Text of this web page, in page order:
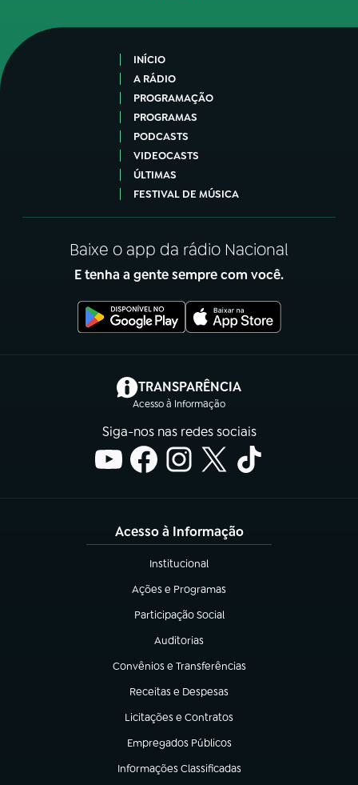
INÍCIO
A RÁDIO
PROGRAMAÇÃO
PROGRAMAS
PODCASTS
VIDEOCASTS
ÚLTIMAS
FESTIVAL DE MÚSICA
Baixe o app da rádio Nacional
E tenha a gente sempre com você.
TRANSPARÊNCIA
Acesso à Informação
(abre em nova aba)
Siga-nos nas redes sociais
Acesso à Informação
Institucional
(abre em nova aba)
Ações e Programas
(abre em nova aba)
Participação Social
(abre em nova aba)
Auditorias
(abre em nova aba)
Convênios e Transferências
(abre em nova aba)
Receitas e Despesas
(abre em nova aba)
Licitações e Contratos
(abre em nova aba)
Empregados Públicos
(abre em nova aba)
Informações Classificadas
(abre em nova aba)